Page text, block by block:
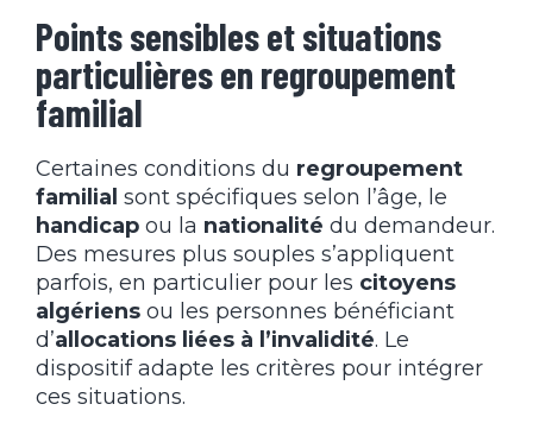
Points sensibles et situations
particulières en regroupement
familial
Certaines conditions du regroupement
familial sont spécifiques selon l’âge, le
handicap ou la nationalité du demandeur.
Des mesures plus souples s’appliquent
parfois, en particulier pour les citoyens
algériens ou les personnes bénéficiant
d’allocations liées à l’invalidité. Le
dispositif adapte les critères pour intégrer
ces situations.